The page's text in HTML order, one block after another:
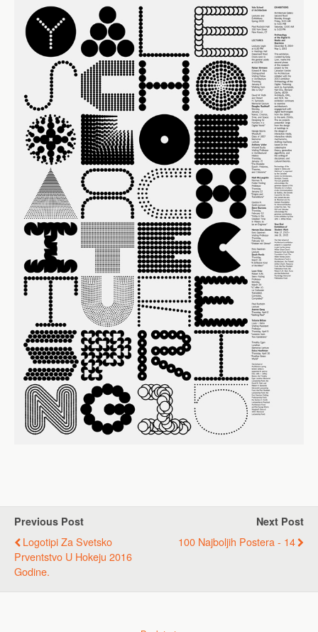
Previous Post
Logotipi Za Svetsko
Prventstvo U Hokeju 2016
Godine.
Next Post
100 Najboljih Postera - 14